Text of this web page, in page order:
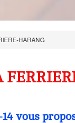
HARANG
vous